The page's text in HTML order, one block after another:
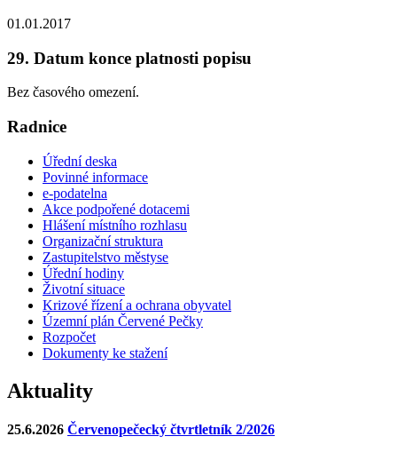
01.01.2017
29. Datum konce platnosti popisu
Bez časového omezení.
Radnice
Úřední deska
Povinné informace
e-podatelna
Akce podpořené dotacemi
Hlášení místního rozhlasu
Organizační struktura
Zastupitelstvo městyse
Úřední hodiny
Životní situace
Krizové řízení a ochrana obyvatel
Územní plán Červené Pečky
Rozpočet
Dokumenty ke stažení
Aktuality
25.6.2026 Červenopečecký čtvrtletník 2/2026